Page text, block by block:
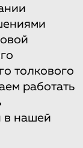
толкового
работать
в нашей